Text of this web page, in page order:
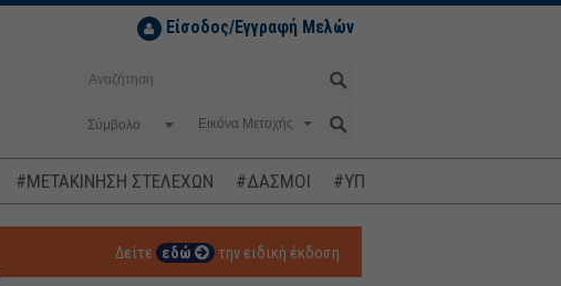
Είσοδος/Εγγραφή Μελών
Σύμβολο
#ΜΕΤΑΚΙΝΗΣΗ ΣΤΕΛΕΧΩΝ #ΔΑΣΜΟΙ #ΥΠΟΚΛΟΠΕΣ
Δείτε εδώ την ειδική έκδοση